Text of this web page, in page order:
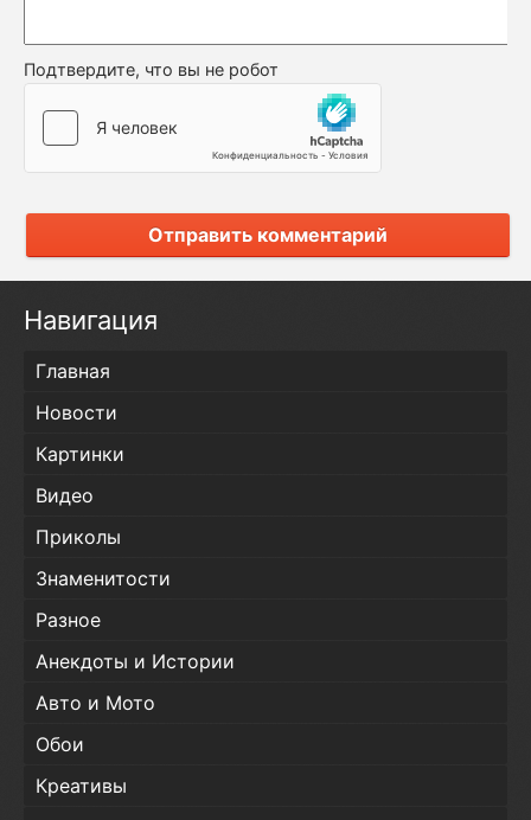
Подтвердите, что вы не робот
Отправить комментарий
Навигация
Главная
Новости
Картинки
Видео
Приколы
Знаменитости
Разное
Анекдоты и Истории
Авто и Мото
Обои
Креативы